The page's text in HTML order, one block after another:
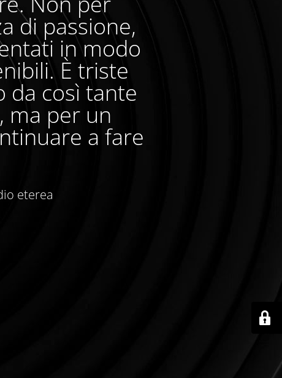
di passione,
in modo
È triste
da così tante
ma per un
a fare
eterea